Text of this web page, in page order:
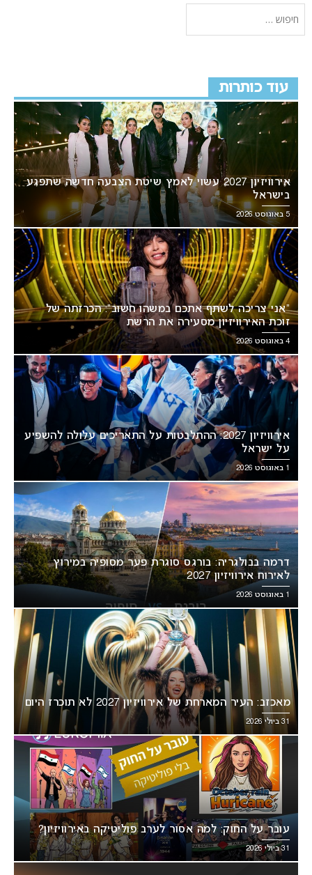
עוד כותרות
אירוויזיון 2027 עשוי לאמץ שיטת הצבעה חדשה שתפגע
בישראל
5 באוגוסט 2026
“אני צריכה לשתף אתכם במשהו חשוב”: הכרזתה של
זוכת האירוויזיון מסעירה את הרשת
4 באוגוסט 2026
אירוויזיון 2027: ההתלבטות על התאריכים עלולה להשפיע
על ישראל
דרמה בבולגריה: בורגס סוגרת פער מסופיה במירוץ
לאירוח אירוויזיון 2027
מאכזב: העיר המארחת של אירוויזיון 2027 לא תוכרז היום
31 ביולי 2026
עובר על החוק: למה אסור לערב פוליטיקה באירוויזיון?
31 ביולי 2026